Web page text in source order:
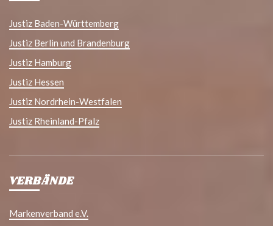
Justiz Baden-Württemberg
Justiz Berlin und Brandenburg
Justiz Hamburg
Justiz Hessen
Justiz Nordrhein-Westfalen
Justiz Rheinland-Pfalz
VERBÄNDE
Markenverband e.V.